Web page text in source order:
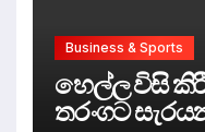
Business & Sports
හෙල්ල විසි
තරංගට